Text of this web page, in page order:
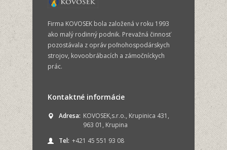
Firma KOVOSEK bola založená v roku 1993
ako malý rodinný podnik. Prevažná činnosť
pozostávala z opráv poľnohospodárskych
strojov, kovoobrábacích a zámočníckych
prác.
Kontaktné informácie
Adresa: KOVOSEK,s.r.o., Krupinica 431,
963 01, Krupina
Tel: +421 45 551 93 08